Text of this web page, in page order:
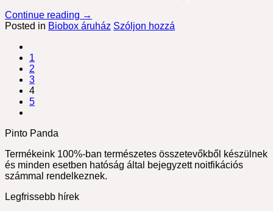
Continue reading →
Posted in Biobox áruház Szóljon hozzá
1
2
3
4
5
Pinto Panda
Termékeink 100%-ban természetes összetevőkből készülnek
és minden esetben hatóság által bejegyzett noitfikációs
számmal rendelkeznek.
Legfrissebb hírek